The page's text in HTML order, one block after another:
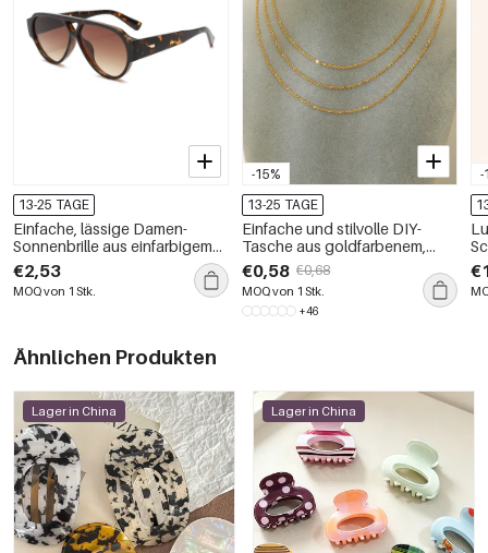
13-25 TAGE
Einfache, lässige Damen-
Sonnenbrille aus einfarbigem
Leopardenmuster mit
Farbverlauf
€2,53
MOQ von 1 Stk.
-15%
13-25 TAGE
Einfache und stilvolle DIY-
Tasche aus goldfarbenem,
wasserdichtem Edelstahl
€0,58 €0,68
MOQ von 1 Stk.
+46
-
Ähnlichen Produkten
Lager in China Lager in China